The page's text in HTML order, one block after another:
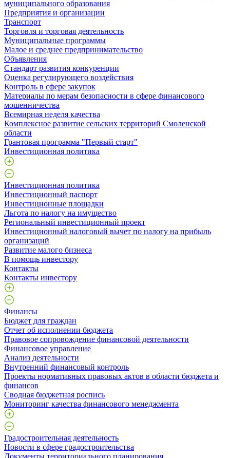
муниципального образования
Предприятия и организации
Транспорт
Торговля и торговая деятельность
Муниципальные программы
Малое и среднее предпринимательство
Объявления
Стандарт развития конкуренции
Оценка регулирующего воздействия
Контроль в сфере закупок
Материалы по мерам безопасности в сфере финансового
мошенничества
Всемирная неделя качества
Комплексное развитие сельских территорий Смоленской
области
Грантовая программа "Первый старт"
Инвестиционная политика
Инвестиционная политика
Инвестиционный паспорт
Инвестиционные площадки
Льгота по налогу на имущество
Региональный инвестиционный проект
Инвестиционный налоговый вычет по налогу на прибыль
организаций
Развитие малого бизнеса
В помощь инвестору
Контакты
Контакты инвестору
Финансы
Бюджет для граждан
Отчет об исполнении бюджета
Правовое сопровождение финансовой деятельности
Финансовое управление
Анализ деятельности
Внутренний финансовый контроль
Проекты нормативных правовых актов в области бюджета и
финансов
Сводная бюджетная роспись
Мониторинг качества финансового менеджмента
Градостроительная деятельность
Новости в сфере градостроительства
Документы территориального планирования